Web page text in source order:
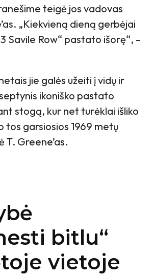
teigė jos vadovas
„Kiekvieną dieną gerbėjai
Savile Row“ pastato išorę“, –
jie galės užeiti į vidų ir
ikoniško pastato
stogą, kur net turėklai išliko
tos garsiosios 1969 metų
T. Greene’as.
bitlu“
vietoje